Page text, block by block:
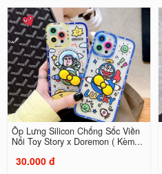
Ốp Lưng Silicon Chống Sốc Viền
Nổi Toy Story x Doremon ( Kèm...
30.000 đ